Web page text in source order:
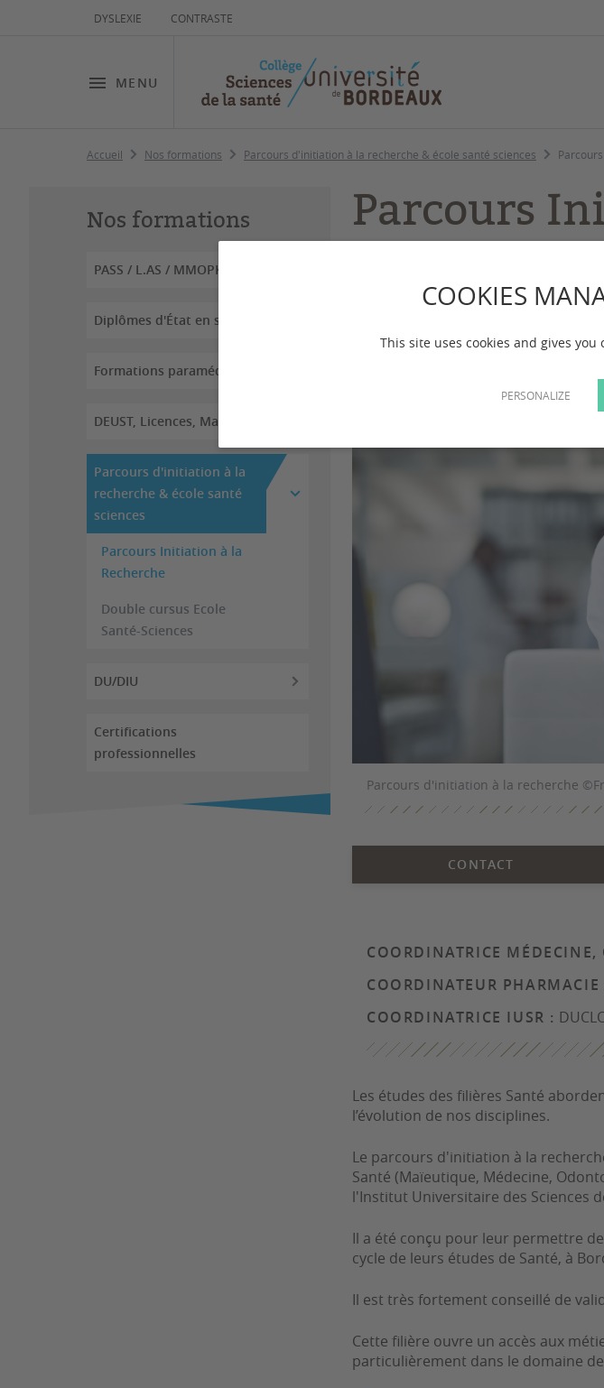
COOKIES
This site uses cookies and gives
PERSONALIZE
DYSLEXIE CONTRASTE
MENU
Accueil Nos formations Parcours d'initiation à la recherche & école santé sciences
Nos formations
PASS / L.AS / MMOPK
Diplômes d'État en santé
Formations paramédicales
DEUST, Licences, Masters
Parcours d'initiation à la
recherche & école santé
sciences
Parcours Initiation à la
Recherche
Double cursus Ecole
Santé-Sciences
DU/DIU
Certifications
professionnelles
Parcours
Parcours d'initiation à la recherche
CONTACT
COORDINATRICE
COORDINATEUR PHARMACIE
COORDINATRICE IUSR :
Les études des filières Santé
l’évolution de nos disciplines.
Le parcours d'initiation à la
Santé (Maïeutique, Médecine,
l'Institut Universitaire des Sciences
Il a été conçu pour leur permettre
cycle de leurs études de Santé, à
Il est très fortement conseillé de
Cette filière ouvre un accès aux
particulièrement dans le domaine